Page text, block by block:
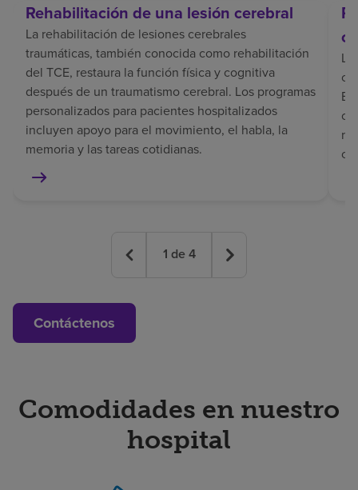
Rehabilitación de una lesión cerebral
La rehabilitación de lesiones cerebrales
traumáticas, también conocida como rehabilitación
del TCE, restaura la función física y cognitiva
después de un traumatismo cerebral. Los programas
personalizados para pacientes hospitalizados
incluyen apoyo para el movimiento, el habla, la
memoria y las tareas cotidianas.
El
1 de 4
Contáctenos
Comodidades en nuestro
hospital